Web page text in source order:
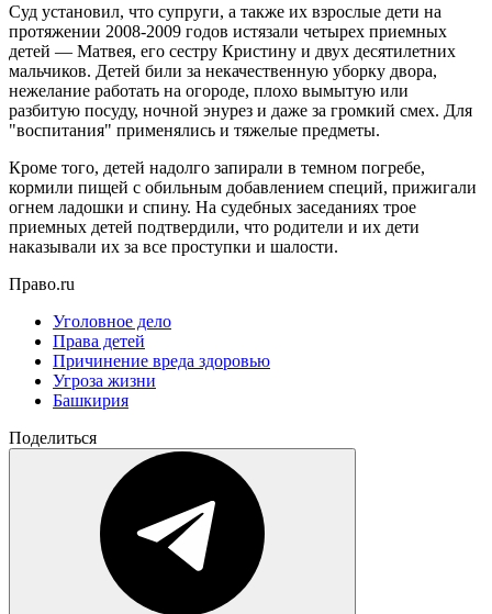
Суд установил, что супруги, а также их взрослые дети на
протяжении 2008-2009 годов истязали четырех приемных
детей — Матвея, его сестру Кристину и двух десятилетних
мальчиков. Детей били за некачественную уборку двора,
нежелание работать на огороде, плохо вымытую или
разбитую посуду, ночной энурез и даже за громкий смех. Для
"воспитания" применялись и тяжелые предметы.
Кроме того, детей надолго запирали в темном погребе,
кормили пищей с обильным добавлением специй, прижигали
огнем ладошки и спину. На судебных заседаниях трое
приемных детей подтвердили, что родители и их дети
наказывали их за все проступки и шалости.
Право.ru
Уголовное дело
Права детей
Причинение вреда здоровью
Угроза жизни
Башкирия
Поделиться